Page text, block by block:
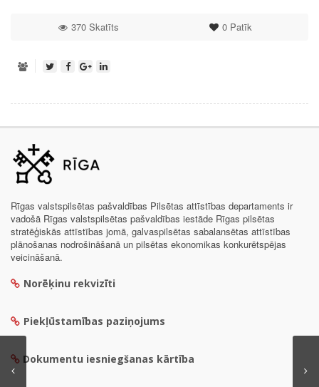
0Patīk
370 Skatīts
Rīgas valstspilsētas pašvaldības Pilsētas attīstības departaments ir
vadošā Rīgas valstspilsētas pašvaldības iestāde Rīgas pilsētas
stratēģiskās attīstības jomā, galvaspilsētas sabalansētas attīstības
plānošanas nodrošināšanā un pilsētas ekonomikas konkurētspējas
veicināšanā.
Norēķinu rekvizīti
Piekļūstamības paziņojums
Dokumentu iesniegšanas kārtība